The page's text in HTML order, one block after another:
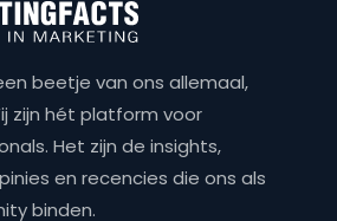
beetje van ons allemaal,
zijn hét platform voor
Het zijn de insights,
en recencies die ons als
binden.